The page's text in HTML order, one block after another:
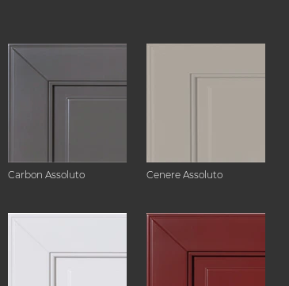
Carbon Assoluto Cenere Assoluto